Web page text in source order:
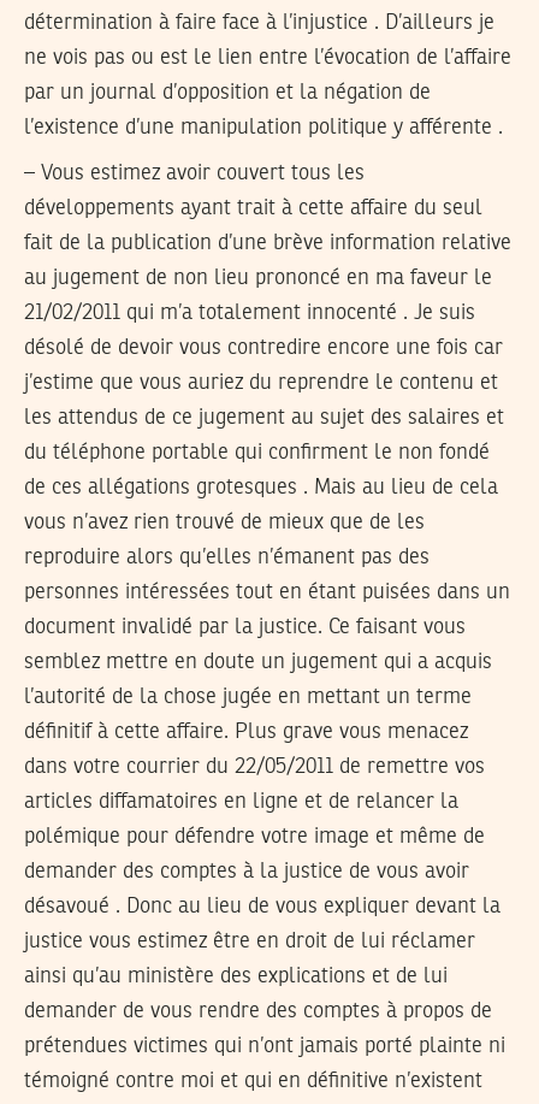
détermination à faire face à l’injustice . D’ailleurs je
ne vois pas ou est le lien entre l’évocation de l’affaire
par un journal d’opposition et la négation de
l’existence d’une manipulation politique y afférente .
– Vous estimez avoir couvert tous les
développements ayant trait à cette affaire du seul
fait de la publication d’une brève information relative
au jugement de non lieu prononcé en ma faveur le
21/02/2011 qui m’a totalement innocenté . Je suis
désolé de devoir vous contredire encore une fois car
j’estime que vous auriez du reprendre le contenu et
les attendus de ce jugement au sujet des salaires et
du téléphone portable qui confirment le non fondé
de ces allégations grotesques . Mais au lieu de cela
vous n’avez rien trouvé de mieux que de les
reproduire alors qu’elles n’émanent pas des
personnes intéressées tout en étant puisées dans un
document invalidé par la justice. Ce faisant vous
semblez mettre en doute un jugement qui a acquis
l’autorité de la chose jugée en mettant un terme
définitif à cette affaire. Plus grave vous menacez
dans votre courrier du 22/05/2011 de remettre vos
articles diffamatoires en ligne et de relancer la
polémique pour défendre votre image et même de
demander des comptes à la justice de vous avoir
désavoué . Donc au lieu de vous expliquer devant la
justice vous estimez être en droit de lui réclamer
ainsi qu’au ministère des explications et de lui
demander de vous rendre des comptes à propos de
prétendues victimes qui n’ont jamais porté plainte ni
témoigné contre moi et qui en définitive n’existent